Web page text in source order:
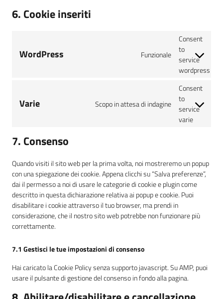
6. Cookie inseriti
WordPress Funzionale
Consent
to
service
wordpress
Varie Scopo in attesa di indagine
Consent
to
service
varie
7. Consenso
Quando visiti il sito web per la prima volta, noi mostreremo un popup
con una spiegazione dei cookie. Appena clicchi su “Salva preferenze”,
dai il permesso a noi di usare le categorie di cookie e plugin come
descritto in questa dichiarazione relativa ai popup e cookie. Puoi
disabilitare i cookie attraverso il tuo browser, ma prendi in
considerazione, che il nostro sito web potrebbe non funzionare più
correttamente.
7.1 Gestisci le tue impostazioni di consenso
Hai caricato la Cookie Policy senza supporto javascript. Su AMP, puoi
usare il pulsante di gestione del consenso in fondo alla pagina.